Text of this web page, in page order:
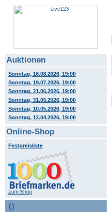
Auktionen
Sonntag, 16.08.2026, 19:00
Sonntag, 19.07.2026, 19:00
Sonntag, 21.06.2026, 19:00
Sonntag, 31.05.2026, 19:00
Sonntag, 10.05.2026, 19:00
Sonntag, 12.04.2026, 19:00
Online-Shop
Festpreisliste
zum Shop
()